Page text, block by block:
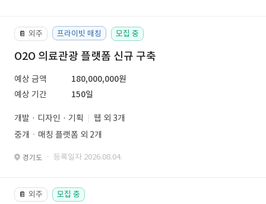
📔 외주 프라이빗 매칭 모집 중
O2O 의료관광 플랫폼 신규 구축
예상 금액
180,000,000원
예상 기간
150일
개발 · 디자인 · 기획
웹 외 3개
중개ㆍ매칭 플랫폼 외 2개
경기도 · 등록일자 2026.08.04.
📔 외주 모집 중